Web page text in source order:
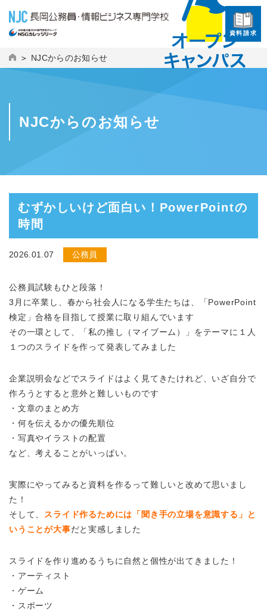
資料請求
NJCからのお知らせ
NJCからのお知らせ
むずかしいけど面白い！PowerPointの
時間
2026.01.07 公務員
公務員試験もひと段落！
3月に卒業し、春から社会人になる学生たちは、「PowerPoint
検定」合格を目指して授業に取り組んでいます
その一環として、「私の推し（マイブーム）」をテーマに１人
１つのスライドを作って発表してみました
企業説明会などでスライドはよく見てきたけれど、いざ自分で
作ろうとすると意外と難しいものです
・文章のまとめ方
・何を伝えるかの優先順位
・写真やイラストの配置
など、考えることがいっぱい。
実際にやってみると資料を作るって難しいと改めて思いまし
た！
そして、
スライド作るためには「聞き手の立場を意識する」と
いうことが大事だと実感しました
スライドを作り進めるうちに自然と個性が出てきました！
・アーティスト
・ゲーム
・スポーツ